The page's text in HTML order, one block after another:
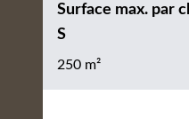
Surface max. par
S
250 m²